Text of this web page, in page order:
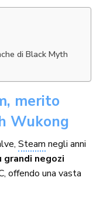
di Black Myth
merito
Wukong
Steam negli anni
grandi negozi
offendo una vasta